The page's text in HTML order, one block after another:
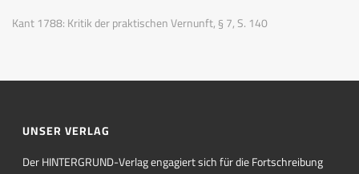
Kant 1788: Kritik der praktischen Vernunft, § 7, S. 140
UNSER VERLAG
Der HINTERGRUND-Verlag engagiert sich für die Fortschreibung